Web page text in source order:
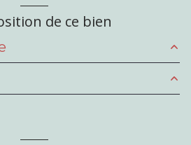
de ce bien